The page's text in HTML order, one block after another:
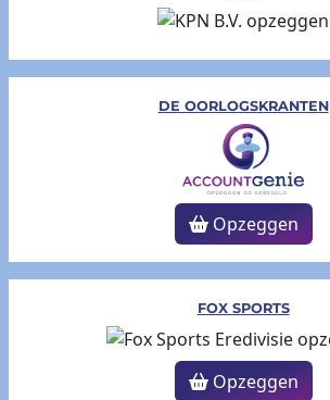
DE OORLOGSKRANTEN
Opzeggen
FOX SPORTS
Opzeggen